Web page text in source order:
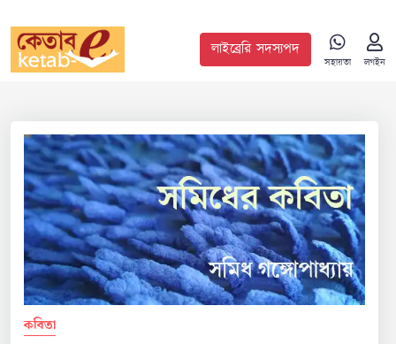
লাইব্রেরি সদস্যপদ
সহায়তা লগইন
কবিতা